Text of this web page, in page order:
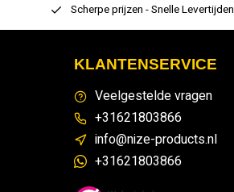
Scherpe prijzen - Snelle Levertijden
KLANTENSERVICE
Veelgestelde vragen
+31621803866
info@nize-products.nl
+31621803866